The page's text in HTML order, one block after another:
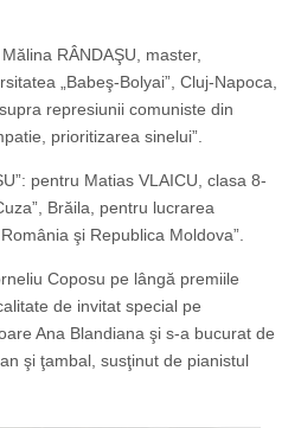
RÂNDAŞU, master,
„Babeş-Bolyai”, Cluj-Napoca,
represiunii comuniste din
prioritizarea sinelui”.
pentru Matias VLAICU, clasa 8-
Brăila, pentru lucrarea
şi Republica Moldova”.
Coposu pe lângă premiile
de invitat special pe
Ana Blandiana şi s-a bucurat de
şi ţambal, susţinut de pianistul